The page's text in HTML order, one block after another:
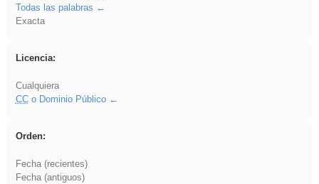
Todas las palabras
Exacta
Licencia:
Cualquiera
CCo Dominio Público
Orden:
Fecha (recientes)
Fecha (antiguos)